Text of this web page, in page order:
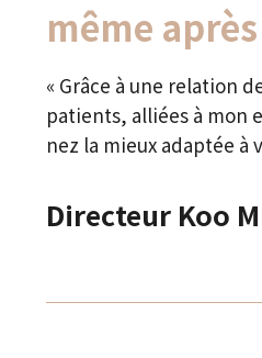
même
« Grâce à une relation
patients, alliées à mon
nez la mieux adaptée à
Directeur Koo